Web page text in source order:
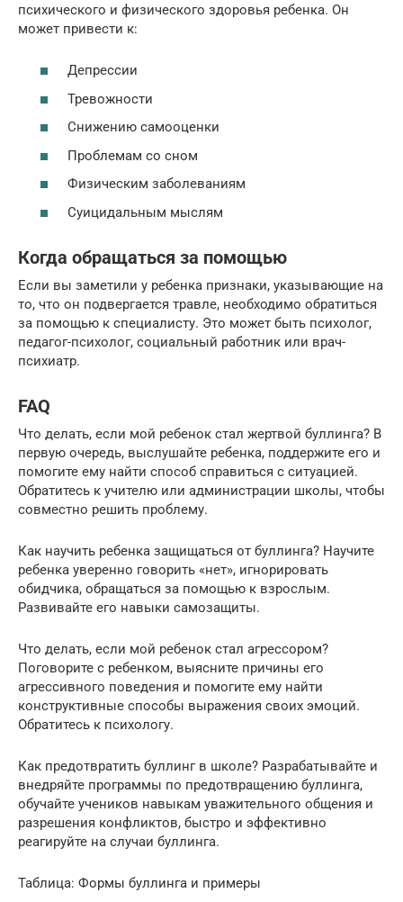
психического и физического здоровья ребенка. Он
может привести к:
Депрессии
Тревожности
Снижению самооценки
Проблемам со сном
Физическим заболеваниям
Суицидальным мыслям
Когда обращаться за помощью
Если вы заметили у ребенка признаки, указывающие на
то, что он подвергается травле, необходимо обратиться
за помощью к специалисту. Это может быть психолог,
педагог-психолог, социальный работник или врач-
психиатр.
FAQ
Что делать, если мой ребенок стал жертвой буллинга? В
первую очередь, выслушайте ребенка, поддержите его и
помогите ему найти способ справиться с ситуацией.
Обратитесь к учителю или администрации школы, чтобы
совместно решить проблему.
Как научить ребенка защищаться от буллинга? Научите
ребенка уверенно говорить «нет», игнорировать
обидчика, обращаться за помощью к взрослым.
Развивайте его навыки самозащиты.
Что делать, если мой ребенок стал агрессором?
Поговорите с ребенком, выясните причины его
агрессивного поведения и помогите ему найти
конструктивные способы выражения своих эмоций.
Обратитесь к психологу.
Как предотвратить буллинг в школе? Разрабатывайте и
внедряйте программы по предотвращению буллинга,
обучайте учеников навыкам уважительного общения и
разрешения конфликтов, быстро и эффективно
реагируйте на случаи буллинга.
Таблица: Формы буллинга и примеры